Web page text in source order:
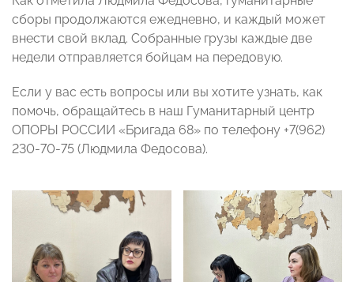
сборы продолжаются ежедневно, и каждый может
внести свой вклад. Собранные грузы каждые две
недели отправляется бойцам на передовую.
Если у вас есть вопросы или вы хотите узнать, как
помочь, обращайтесь в наш Гуманитарный центр
ОПОРЫ РОССИИ «Бригада 68» по телефону +7(962)
230-70-75 (Людмила Федосова).